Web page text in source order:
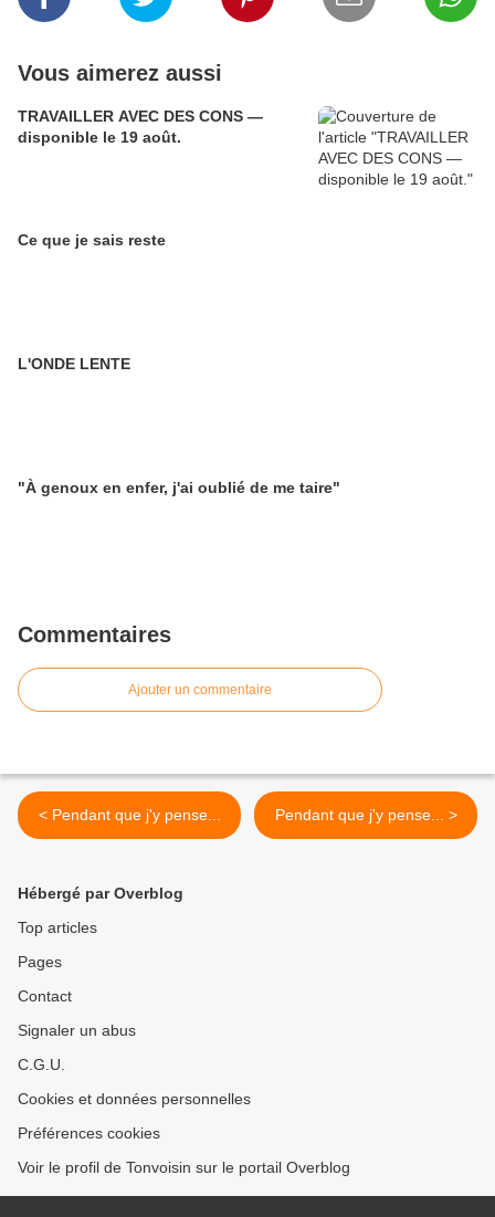
Vous aimerez aussi
TRAVAILLER AVEC DES CONS —
disponible le 19 août.
Ce que je sais reste
L'ONDE LENTE
"À genoux en enfer, j'ai oublié de me taire"
Commentaires
Ajouter un commentaire
< Pendant que j'y pense... Pendant que j'y pense... >
Hébergé par Overblog
Top articles
Pages
Contact
Signaler un abus
C.G.U.
Cookies et données personnelles
Préférences cookies
Voir le profil de Tonvoisin sur le portail Overblog